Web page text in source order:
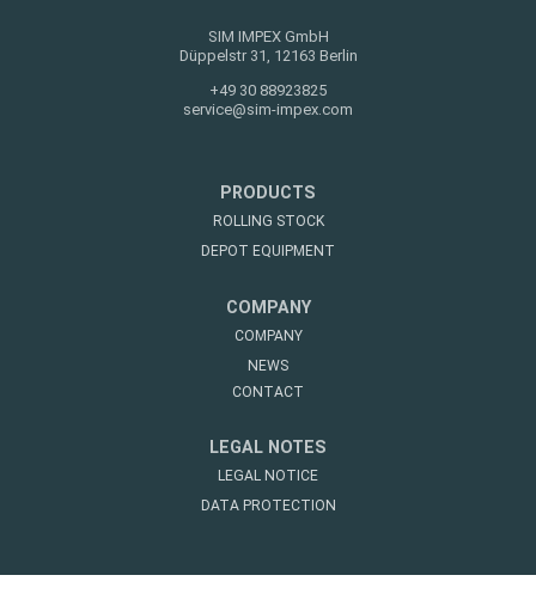
SIM IMPEX GmbH
Düppelstr 31, 12163 Berlin
+49 30 88923825
service@sim-impex.com
PRODUCTS
ROLLING STOCK
DEPOT EQUIPMENT
COMPANY
COMPANY
NEWS
CONTACT
LEGAL NOTES
LEGAL NOTICE
DATA PROTECTION